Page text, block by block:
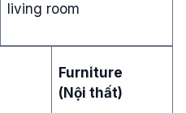
living room
Furniture
(Nội thất)